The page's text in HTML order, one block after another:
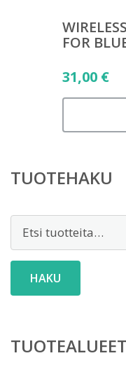
FOR
31,00 €
TUOTEHAKU
Etsi:
HAKU
TUOTEALUEET